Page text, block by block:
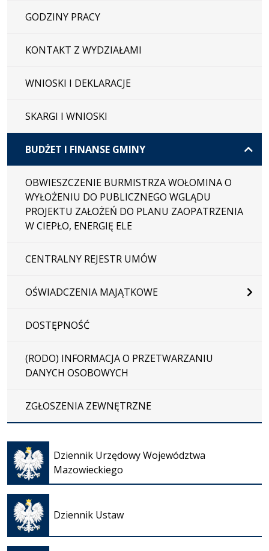
GODZINY PRACY
KONTAKT Z WYDZIAŁAMI
WNIOSKI I DEKLARACJE
SKARGI I WNIOSKI
BUDŻET I FINANSE GMINY
OBWIESZCZENIE BURMISTRZA WOŁOMINA O
WYŁOŻENIU DO PUBLICZNEGO WGLĄDU
PROJEKTU ZAŁOŻEŃ DO PLANU ZAOPATRZENIA
W CIEPŁO, ENERGIĘ ELE
CENTRALNY REJESTR UMÓW
OŚWIADCZENIA MAJĄTKOWE
DOSTĘPNOŚĆ
(RODO) INFORMACJA O PRZETWARZANIU
DANYCH OSOBOWYCH
ZGŁOSZENIA ZEWNĘTRZNE
Dziennik Urzędowy Województwa
Mazowieckiego
Otwiera
się w
nowej
karcie
Dziennik Ustaw
Otwiera
się w
nowej
karcie
Otwiera